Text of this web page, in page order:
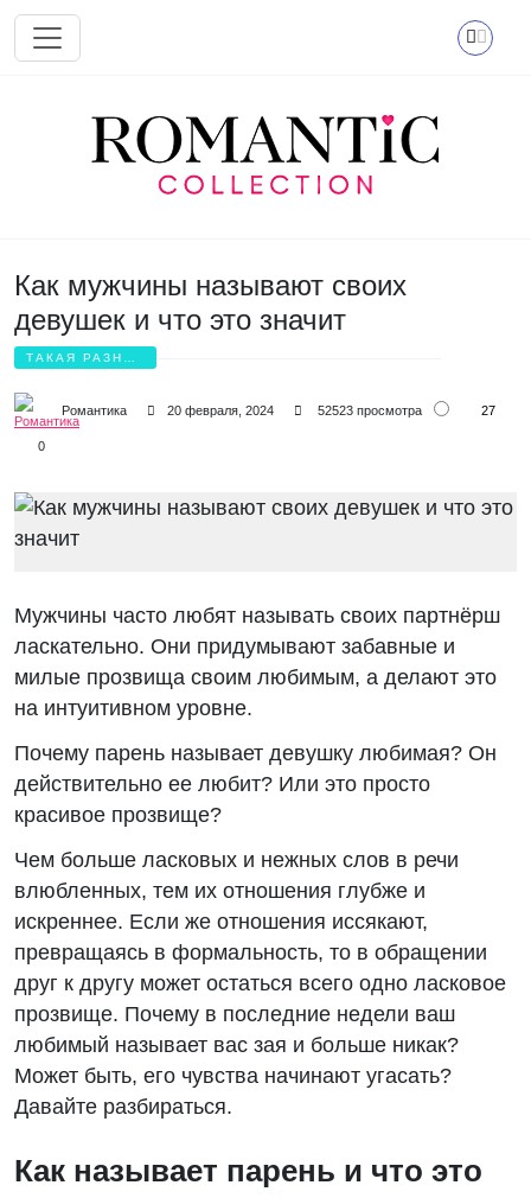
Перейти к основному содержанию
Как мужчины называют своих
девушек и что это значит
ТАКАЯ РАЗНАЯ
Романтика 20 февраля, 2024 52523 просмотра 27
0
Мужчины часто любят называть своих партнёрш
ласкательно. Они придумывают забавные и
милые прозвища своим любимым, а делают это
на интуитивном уровне.
Почему парень называет девушку любимая? Он
действительно ее любит? Или это просто
красивое прозвище?
Чем больше ласковых и нежных слов в речи
влюбленных, тем их отношения глубже и
искреннее. Если же отношения иссякают,
превращаясь в формальность, то в обращении
друг к другу может остаться всего одно ласковое
прозвище. Почему в последние недели ваш
любимый называет вас зая и больше никак?
Может быть, его чувства начинают угасать?
Давайте разбираться.
Как называет парень и что это